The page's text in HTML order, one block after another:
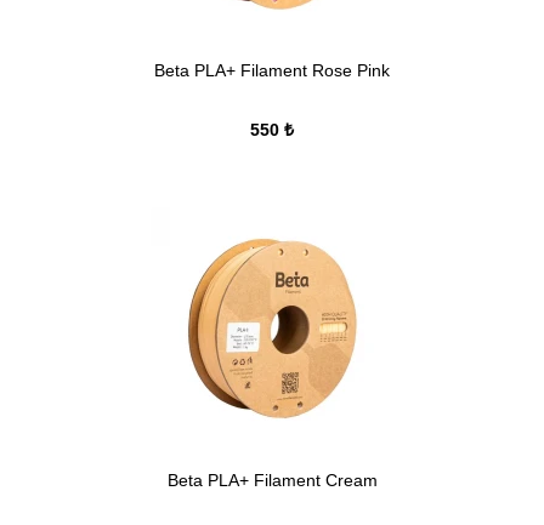
Beta PLA+ Filament Rose Pink
550 ₺
Beta PLA+ Filament Cream